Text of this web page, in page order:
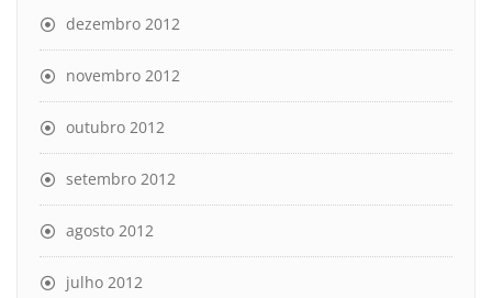
dezembro 2012
novembro 2012
outubro 2012
setembro 2012
agosto 2012
julho 2012